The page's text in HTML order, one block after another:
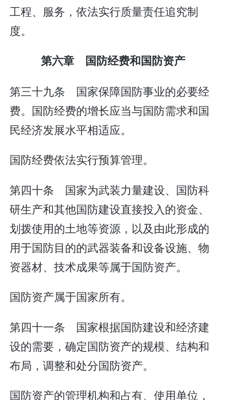
工程、服务，依法实行质量责任追究制
度。
第六章 国防经费和国防资产
第三十九条 国家保障国防事业的必要经
费。国防经费的增长应当与国防需求和国
民经济发展水平相适应。
国防经费依法实行预算管理。
第四十条 国家为武装力量建设、国防科
研生产和其他国防建设直接投入的资金、
划拨使用的土地等资源，以及由此形成的
用于国防目的的武器装备和设备设施、物
资器材、技术成果等属于国防资产。
国防资产属于国家所有。
第四十一条 国家根据国防建设和经济建
设的需要，确定国防资产的规模、结构和
布局，调整和处分国防资产。
国防资产的管理机构和占有、使用单位，